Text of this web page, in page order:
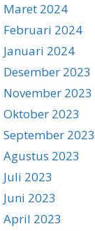
Maret 2024
Februari 2024
Januari 2024
Desember 2023
November 2023
Oktober 2023
September 2023
Agustus 2023
Juli 2023
Juni 2023
April 2023